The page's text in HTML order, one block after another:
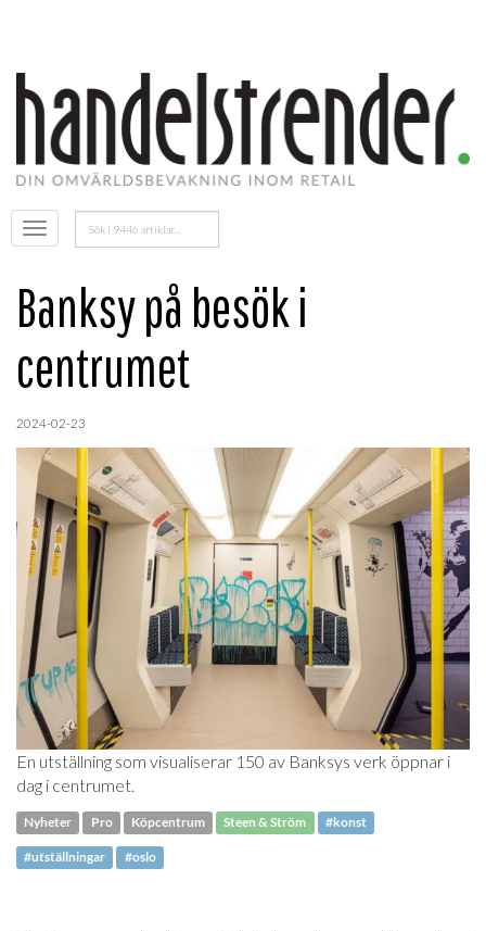
Öppna
menyn
Sök
efter:
Banksy på besök i
centrumet
2024-02-23
En utställning som visualiserar 150 av Banksys verk öppnar i
dag i centrumet.
Nyheter Pro Köpcentrum Steen & Ström #konst
#utställningar #oslo